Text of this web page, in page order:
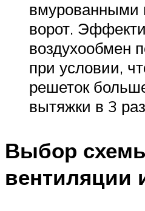
вмурованными
ворот.
воздухообмен
при условии,
решеток
вытяжки в 3
Выбор
вентиляции